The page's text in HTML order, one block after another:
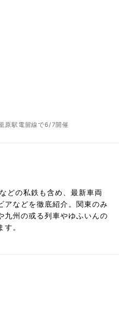
原駅電留線で6/7開催
どの私鉄も含め、最新車両
アなどを徹底紹介。関東のみ
九州の或る列車やゆふいんの
。